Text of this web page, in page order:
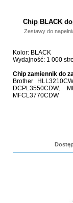
Chip BLACK
Zestawy do
Kolor: BLACK
Wydajność: 1 000
Chip zamiennik do
Brother
DCPL3550CDW,
MFCL3770CDW